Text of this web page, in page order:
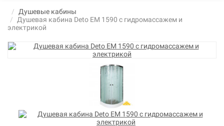
Душевые кабины
Душевая кабина Deto ЕМ 1590 с гидромассажем и
электрикой